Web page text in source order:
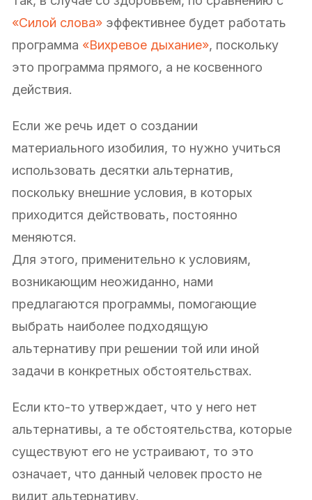
«Силой слова» эффективнее будет работать
программа «Вихревое дыхание», поскольку
это программа прямого, а не косвенного
действия.
Если же речь идет о создании
материального изобилия, то нужно учиться
использовать десятки альтернатив,
поскольку внешние условия, в которых
приходится действовать, постоянно
меняются.
Для этого, применительно к условиям,
возникающим неожиданно, нами
предлагаются программы, помогающие
выбрать наиболее подходящую
альтернативу при решении той или иной
задачи в конкретных обстоятельствах.
Если кто-то утверждает, что у него нет
альтернативы, а те обстоятельства, которые
существуют его не устраивают, то это
означает, что данный человек просто не
видит альтернативу.